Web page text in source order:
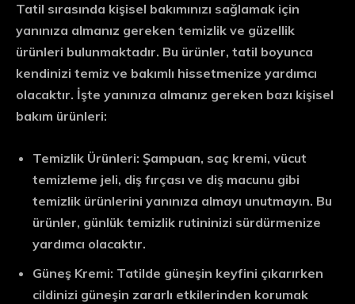
Tatil sırasında kişisel bakımınızı sağlamak için
yanınıza almanız gereken temizlik ve güzellik
ürünleri bulunmaktadır. Bu ürünler, tatil boyunca
kendinizi temiz ve bakımlı hissetmenize yardımcı
olacaktır. İşte yanınıza almanız gereken bazı kişisel
bakım ürünleri:
Temizlik Ürünleri: Şampuan, saç kremi, vücut
temizleme jeli, diş fırçası ve diş macunu gibi
temizlik ürünlerini yanınıza almayı unutmayın. Bu
ürünler, günlük temizlik rutininizi sürdürmenize
yardımcı olacaktır.
Güneş Kremi: Tatilde güneşin keyfini çıkarırken
cildinizi güneşin zararlı etkilerinden korumak